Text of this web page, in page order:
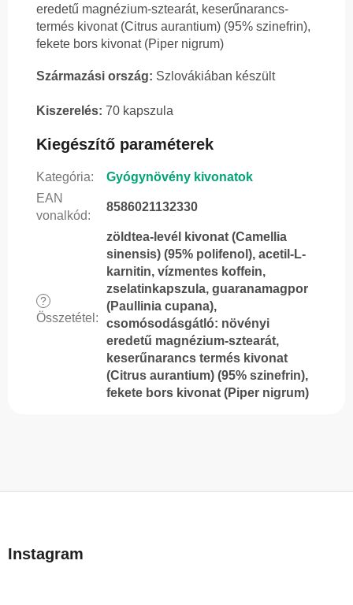
eredetű magnézium-sztearát, keserűnarancs-
termés kivonat (Citrus aurantium) (95% szinefrin),
fekete bors kivonat (Piper nigrum)
Származási ország: Szlovákiában készült
Kiszerelés: 70 kapszula
Kiegészítő paraméterek
Kategória:
Gyógynövény kivonatok
EAN
vonalkód:
8586021132330
?
Összetétel :
zöldtea-levél kivonat (Camellia
sinensis) (95% polifenol), acetil-L-
karnitin, vízmentes koffein,
zselatinkapszula, guaranamagpor
(Paullinia cupana),
csomósodásgátló: növényi
eredetű magnézium-sztearát,
keserűnarancs termés kivonat
(Citrus aurantium) (95% szinefrin),
fekete bors kivonat (Piper nigrum)
bInstagram